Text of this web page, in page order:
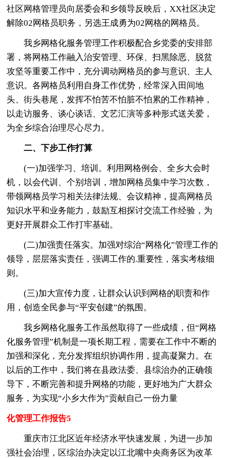
社区网格管理员向居委会和乡领导反映后，XX社区决定
解除02网格员职务，另选王成勇为02网格的网格员。
我乡网格化服务管理工作积极配合乡党委的安排部
署，将网格工作融入治安管理、环保、扫黑除恶、脱贫
攻坚等重要工作中，充分调动网格员的参与意识、主人
意识。各网格员利用自身工作优势，经常深入田间地
头、街头巷尾，发挥不怕苦不怕脏不怕累的工作精神，
以走访服务、谈心谈话、文艺汇演等多种形式送关爱，
为全乡综合治理尽心尽力。
二、下步工作打算
(一)加强学习、培训。利用网格例会、全乡大会时
机，以会代训、个别培训，增加网格员集中学习次数，
带领网格员学习相关法律法规、会议精神，提高网格员
知识水平和业务能力，鼓励互相探讨交流工作经验，为
更好开展群众工作打牢基础。
(二)加强责任落实。加强对综治“网格化”管理工作的
领导，层层落实责任，强调工作的.重要性，落实考核细
则。
(三)加大宣传力度，让群众认识到网格的职责和作
用，创造全民参与“平安创建”的氛围。
我乡网格化服务工作虽然取得了一些成绩，但“网格
化服务管理”机制是一项长期工程，需要在工作中不断的
加强和深化，充分发挥组织协调作用，提高凝聚力。在
以后的工作中，我们将在县政法委、县综治办的正确领
导下，不断完善和提升网格的功能，更好地为广大群众
服务，为实现“小乡大作为”贡献自己一份力量
化管理工作报告5
重庆市江北区近年经济水平快速发展，为进一步加
强社会治理，区综治办决定以江北嘴中央商务区为改革